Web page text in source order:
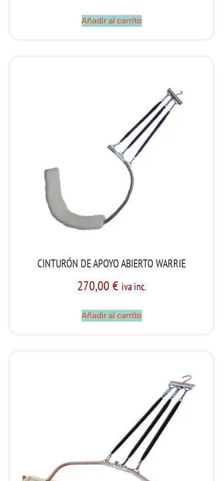
Añadir al carrito
CINTURÓN DE APOYO ABIERTO WARRIE
270,00 € iva inc.
Añadir al carrito